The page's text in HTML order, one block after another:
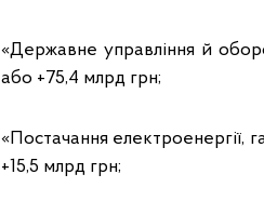
«Державне управління й
або +75,4 млрд грн;
«Постачання електроенергiї,
+15,5 млрд грн;